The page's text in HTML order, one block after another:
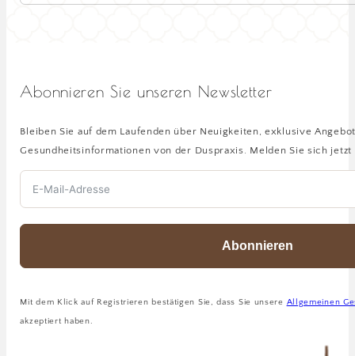
Abonnieren Sie unseren Newsletter
Bleiben Sie auf dem Laufenden über Neuigkeiten, exklusive
Gesundheitsinformationen von der Duspraxis. Melden Sie sich jetzt
Abonnieren
Mit dem Klick auf Registrieren bestätigen Sie, dass Sie unsere Allgemeinen
akzeptiert haben.